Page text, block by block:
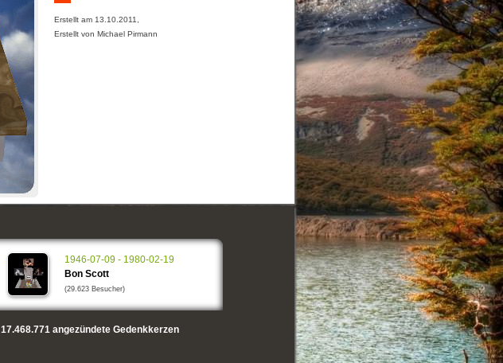
Erstellt am 13.10.2011,
Erstellt von Michael Pirmann
1946-07-09 - 1980-02-19
Bon Scott
(29.623 Besucher)
17.468.771angezündete Gedenkkerzen